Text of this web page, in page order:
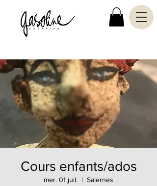
Cours enfants/ados
mer. 01 juil.
  |
Salernes